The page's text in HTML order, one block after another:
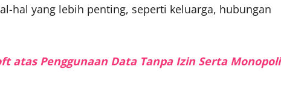
hal yang lebih penting, seperti keluarga, hubungan
atas Penggunaan Data Tanpa Izin Serta Monopoli